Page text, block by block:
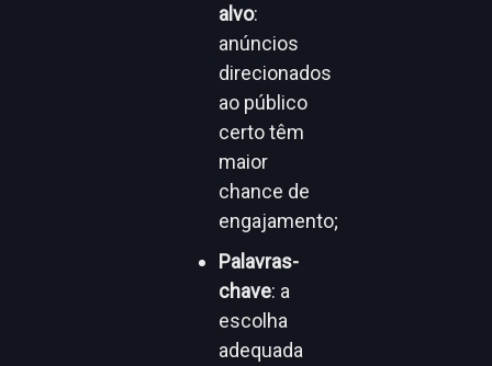
alvo:
anúncios
direcionados
ao público
certo têm
maior
chance de
engajamento;
Palavras-
chave: a
escolha
adequada